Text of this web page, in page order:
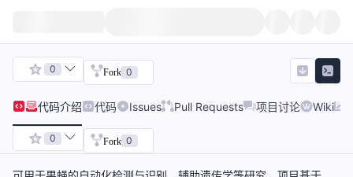
0 Fork 0
代码介绍 代码 Issues Pull Requests 项目讨论 Wiki
0 Fork 0